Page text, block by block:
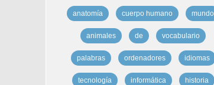
anatomía cuerpo humano mundo
animales de vocabulario
palabras ordenadores idiomas
tecnología informática historia